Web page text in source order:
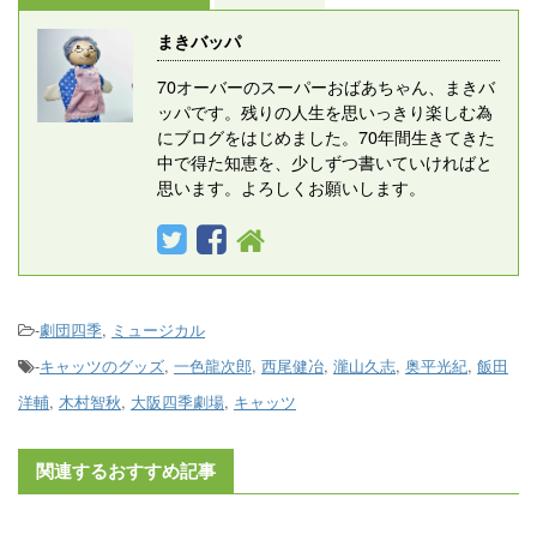
まきバッパ
70オーバーのスーパーおばあちゃん、まきバ
ッパです。残りの人生を思いっきり楽しむ為
にブログをはじめました。70年間生きてきた
中で得た知恵を、少しずつ書いていければと
思います。よろしくお願いします。
-劇団四季, ミュージカル
-キャッツのグッズ, 一色龍次郎, 西尾健冶, 瀧山久志, 奥平光紀, 飯田
洋輔, 木村智秋, 大阪四季劇場, キャッツ
関連するおすすめ記事